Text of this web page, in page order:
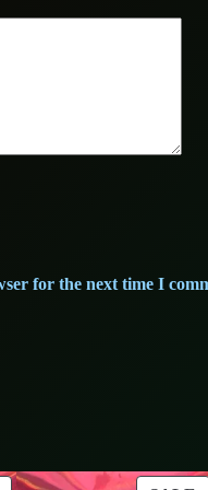
for the next time I